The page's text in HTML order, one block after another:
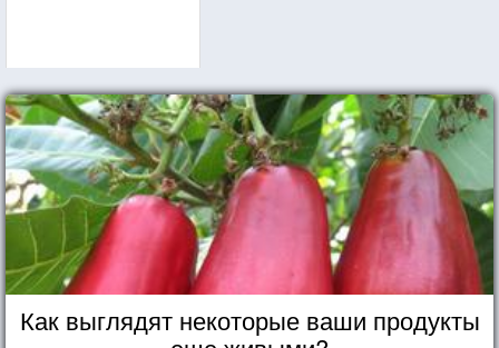
Как выглядят некоторые ваши продукты